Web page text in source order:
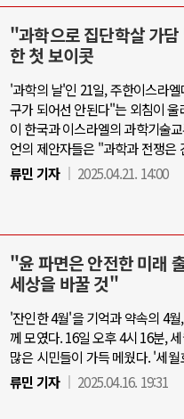
"과학으로 집단학살 가
한 첫 보이콧
'과학의 날'인 21일, 주한이스라
구가 되어선 안된다"는 외침이
이 한국과 이스라엘의 과학기술
언의 제안자들은 "과학과 전쟁은
류민 기자
2025.04.21. 14:00
"윤 파면은 안전한 미래
세상을 바꿀 것"
'잔인한 4월'을 기억과 약속의 4
께 모였다. 16일 오후 4시 16분,
많은 시민들이 가득 메웠다. '세
류민 기자
2025.04.16. 19:31